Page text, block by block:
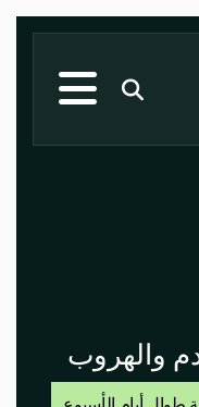
والهروب